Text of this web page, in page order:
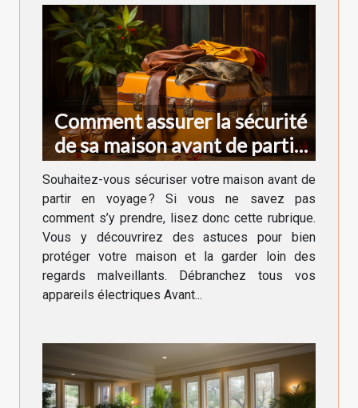
Comment assurer la sécurité
de sa maison avant de partir
en voyage ?
Souhaitez-vous sécuriser votre maison avant de
partir en voyage ? Si vous ne savez pas
comment s’y prendre, lisez donc cette rubrique.
Vous y découvrirez des astuces pour bien
protéger votre maison et la garder loin des
regards malveillants. Débranchez tous vos
appareils électriques Avant...